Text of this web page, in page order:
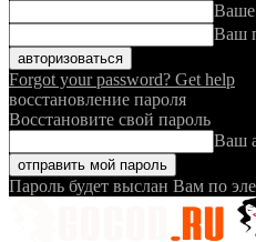
Ваше
Ваш
Forgot your password? Get help
восстановление пароля
Восстановите свой пароль
Ваш
Пароль будет выслан Вам по